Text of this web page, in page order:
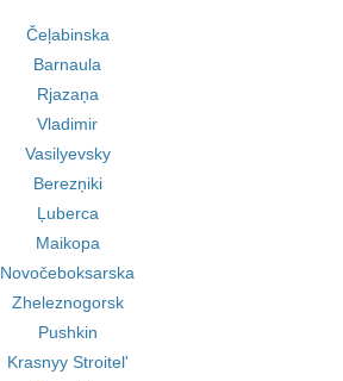
Čeļabinska
Barnaula
Rjazaņa
Vladimir
Vasilyevsky
Berezņiki
Ļuberca
Maikopa
Novočeboksarska
Zheleznogorsk
Pushkin
Krasnyy Stroitel'